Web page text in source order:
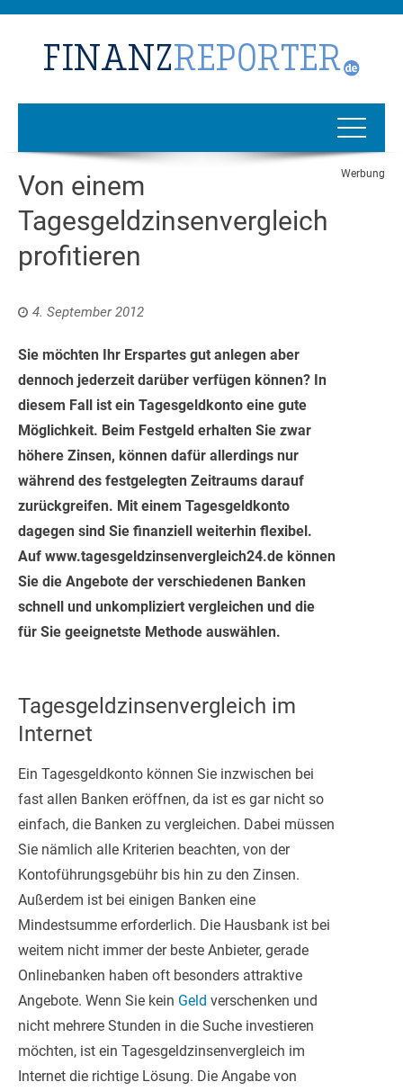
Von einem
Tagesgeldzinsenvergleich
profitieren
Werbung
4. September 2012
Sie möchten Ihr Erspartes gut anlegen aber
dennoch jederzeit darüber verfügen können? In
diesem Fall ist ein Tagesgeldkonto eine gute
Möglichkeit. Beim Festgeld erhalten Sie zwar
höhere Zinsen, können dafür allerdings nur
während des festgelegten Zeitraums darauf
zurückgreifen. Mit einem Tagesgeldkonto
dagegen sind Sie finanziell weiterhin flexibel.
Auf www.tagesgeldzinsenvergleich24.de können
Sie die Angebote der verschiedenen Banken
schnell und unkompliziert vergleichen und die
für Sie geeignetste Methode auswählen.
Tagesgeldzinsenvergleich im
Internet
Ein Tagesgeldkonto können Sie inzwischen bei
fast allen Banken eröffnen, da ist es gar nicht so
einfach, die Banken zu vergleichen. Dabei müssen
Sie nämlich alle Kriterien beachten, von der
Kontoführungsgebühr bis hin zu den Zinsen.
Außerdem ist bei einigen Banken eine
Mindestsumme erforderlich. Die Hausbank ist bei
weitem nicht immer der beste Anbieter, gerade
Onlinebanken haben oft besonders attraktive
Angebote. Wenn Sie kein Geld verschenken und
nicht mehrere Stunden in die Suche investieren
möchten, ist ein Tagesgeldzinsenvergleich im
Internet die richtige Lösung. Die Angabe von